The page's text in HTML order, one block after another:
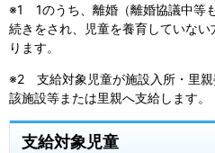
※1 1のうち、離婚（離婚協議中等
続きをされ、児童を養育していな
ります。
※2 支給対象児童が施設入所・里親
該施設等または里親へ支給します。
支給対象児童